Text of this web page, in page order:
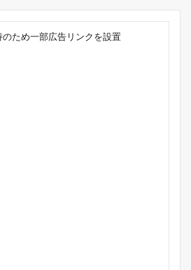
のため一部広告リンクを設置